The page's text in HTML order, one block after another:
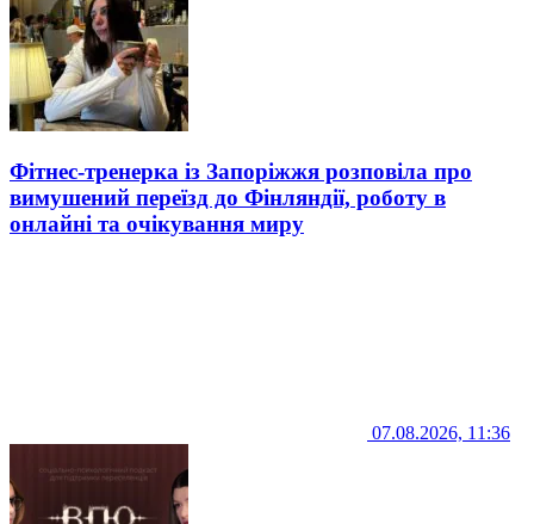
Фітнес-тренерка із Запоріжжя розповіла про
вимушений переїзд до Фінляндії, роботу в
онлайні та очікування миру
07.08.2026, 11:36